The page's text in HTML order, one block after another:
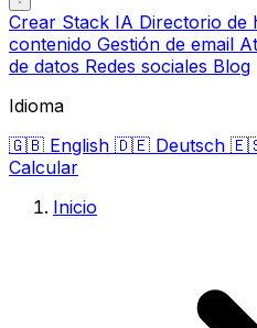
Crear Stack IA Directorio de
contenido Gestión de email
de datos Redes sociales Blog
Idioma
🇬🇧 English 🇩🇪 Deutsch
Calcular
Inicio